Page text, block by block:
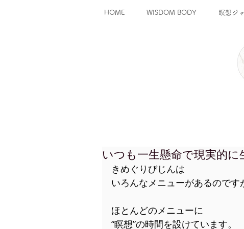
HOME WISDOM BODY 瞑想ジ
いつも一生懸命で現実的
きめぐりびじんは
いろんなメニューがあるのです
ほとんどのメニューに
“瞑想”の時間を設けています。